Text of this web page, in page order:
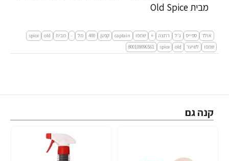
מבית Old Spice
אולד ספייס ג'ל רחצה + שמפו captain קפטן 400 מל - מבית old
spice
שמפו
לשיער old
spice
800109096561
קנה גם